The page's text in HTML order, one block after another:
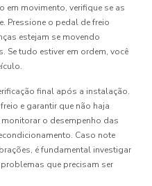
em movimento, verifique se as
Pressione o pedal de freio
estejam se movendo
Se tudo estiver em ordem, você
final após a instalação.
e garantir que não haja
o desempenho das
Caso note
é fundamental investigar
que precisam ser